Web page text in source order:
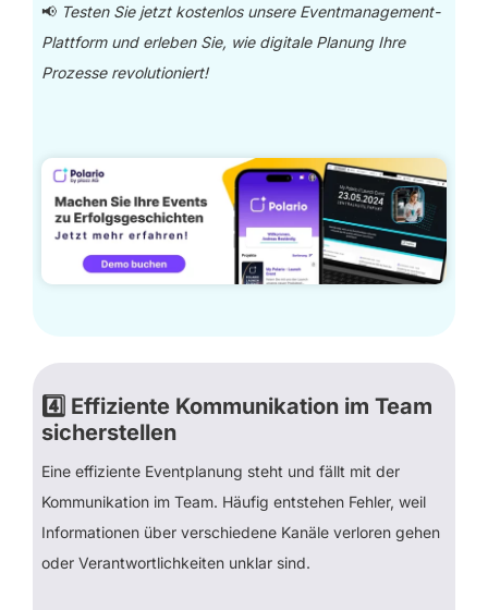
📢 Testen Sie jetzt kostenlos unsere Eventmanagement-
Plattform und erleben Sie, wie digitale Planung Ihre
Prozesse revolutioniert!
4️⃣ Effiziente Kommunikation im Team
sicherstellen
Eine effiziente Eventplanung steht und fällt mit der
Kommunikation im Team. Häufig entstehen Fehler, weil
Informationen über verschiedene Kanäle verloren gehen
oder Verantwortlichkeiten unklar sind.